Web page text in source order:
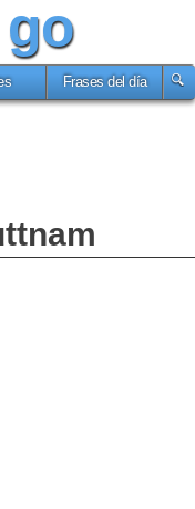
go
Frases del día